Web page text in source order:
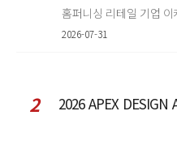
2026-07-31
2